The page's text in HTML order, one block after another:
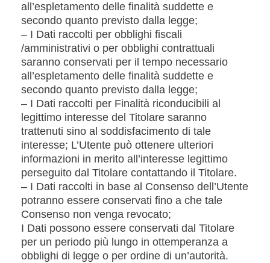
all’espletamento delle finalità suddette e
secondo quanto previsto dalla legge;
– I Dati raccolti per obblighi fiscali
/amministrativi o per obblighi contrattuali
saranno conservati per il tempo necessario
all’espletamento delle finalità suddette e
secondo quanto previsto dalla legge;
– I Dati raccolti per Finalità riconducibili al
legittimo interesse del Titolare saranno
trattenuti sino al soddisfacimento di tale
interesse; L’Utente può ottenere ulteriori
informazioni in merito all’interesse legittimo
perseguito dal Titolare contattando il Titolare.
– I Dati raccolti in base al Consenso dell’Utente
potranno essere conservati fino a che tale
Consenso non venga revocato;
I Dati possono essere conservati dal Titolare
per un periodo più lungo in ottemperanza a
obblighi di legge o per ordine di un’autorità.